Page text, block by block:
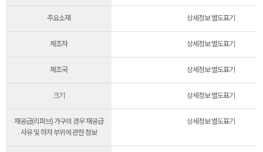
주요소재 상세정보 별도표기
제조자 상세정보 별도표기
제조국 상세정보 별도표기
크기 상세정보 별도표기
재공급(리퍼브) 가구의 경우 재공급
사유 및 하자 부위에 관한 정보
상세정보 별도표기